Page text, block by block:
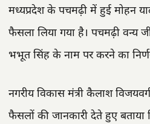
मध्यप्रदेश के पचमढ़ी में हुई मोहन
फैसला लिया गया है। पचमढ़ी वन्य
भभूत सिंह के नाम पर करने का
नगरीय विकास मंत्री कैलाश
फैसलों की जानकारी देते हुए